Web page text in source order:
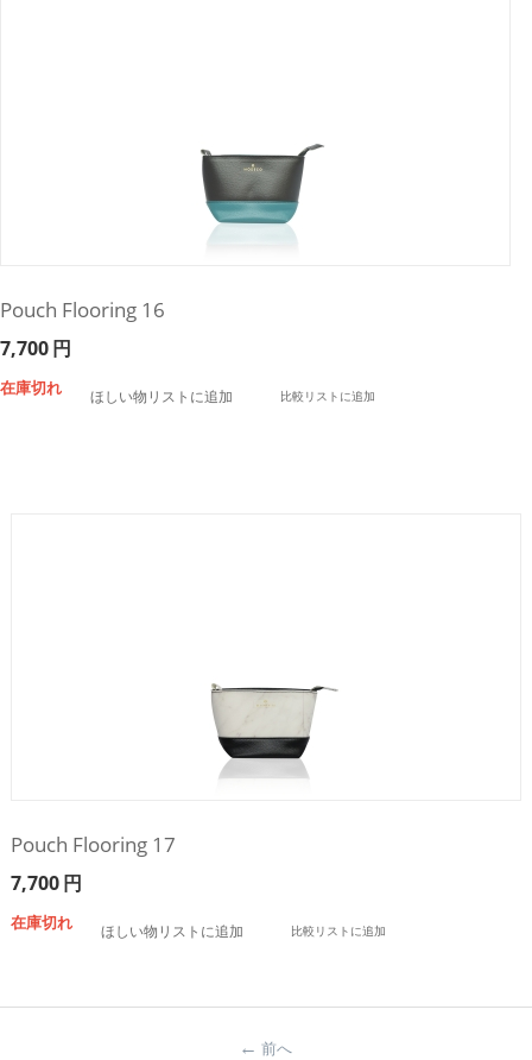
Pouch Flooring 16
7,700円
在庫切れ ほしい物リストに追加 比較リストに追加
Pouch Flooring 17
7,700円
在庫切れ ほしい物リストに追加 比較リストに追加
前へ